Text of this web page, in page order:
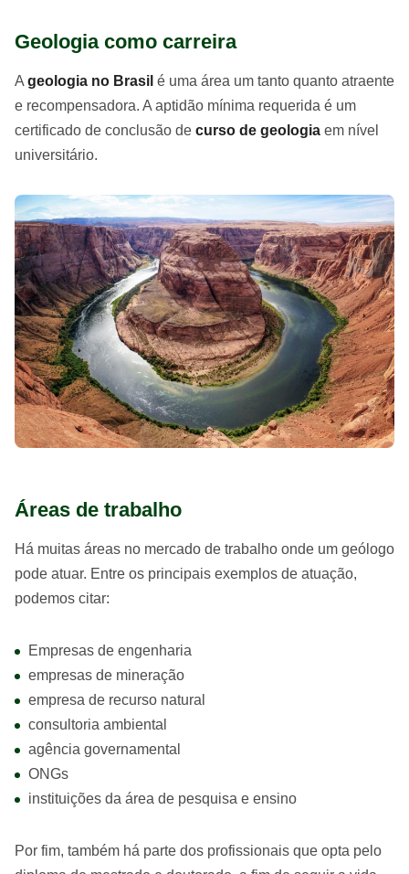
Geologia como carreira
A geologia no Brasil é uma área um tanto quanto atraente
e recompensadora. A aptidão mínima requerida é um
certificado de conclusão de curso de geologia em nível
universitário.
Áreas de trabalho
Há muitas áreas no mercado de trabalho onde um geólogo
pode atuar. Entre os principais exemplos de atuação,
podemos citar:
Empresas de engenharia
empresas de mineração
empresa de recurso natural
consultoria ambiental
agência governamental
ONGs
instituições da área de pesquisa e ensino
Por fim, também há parte dos profissionais que opta pelo